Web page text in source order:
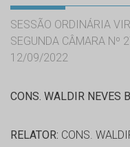
SESSÃO ORDINÁRIA
SEGUNDA CÂMARA Nº
12/09/2022
CONS. WALDIR NEVES
RELATOR: CONS.